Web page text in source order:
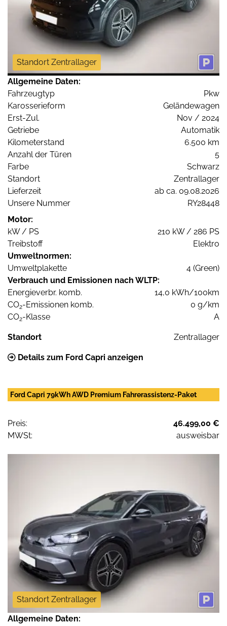
Standort Zentrallager
Allgemeine Daten:
Fahrzeugtyp
Pkw
Karosserieform
Geländewagen
Erst-Zul.
Nov / 2024
Getriebe
Automatik
Kilometerstand
6.500 km
Anzahl der Türen
5
Farbe
Schwarz
Standort
Zentrallager
Lieferzeit
ab ca. 09.08.2026
Unsere Nummer
RY28448
Motor:
kW / PS
210 kW / 286 PS
Treibstoff
Elektro
Umweltnormen:
Umweltplakette
4 (Green)
Verbrauch und Emissionen nach WLTP:
Energieverbr. komb.
14,0 kWh/100km
CO2-Emissionen komb.
0 g/km
CO2-Klasse A
Standort Zentrallager
Details zum Ford Capri anzeigen
Ford Capri 79kWh AWD Premium Fahrerassistenz-Paket
Preis:
46.499,00 €
MWSt:
ausweisbar
Standort Zentrallager
Allgemeine Daten: